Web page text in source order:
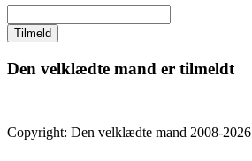
Den velklædte mand er tilmeldt
Copyright: Den velklædte mand 2008-2026